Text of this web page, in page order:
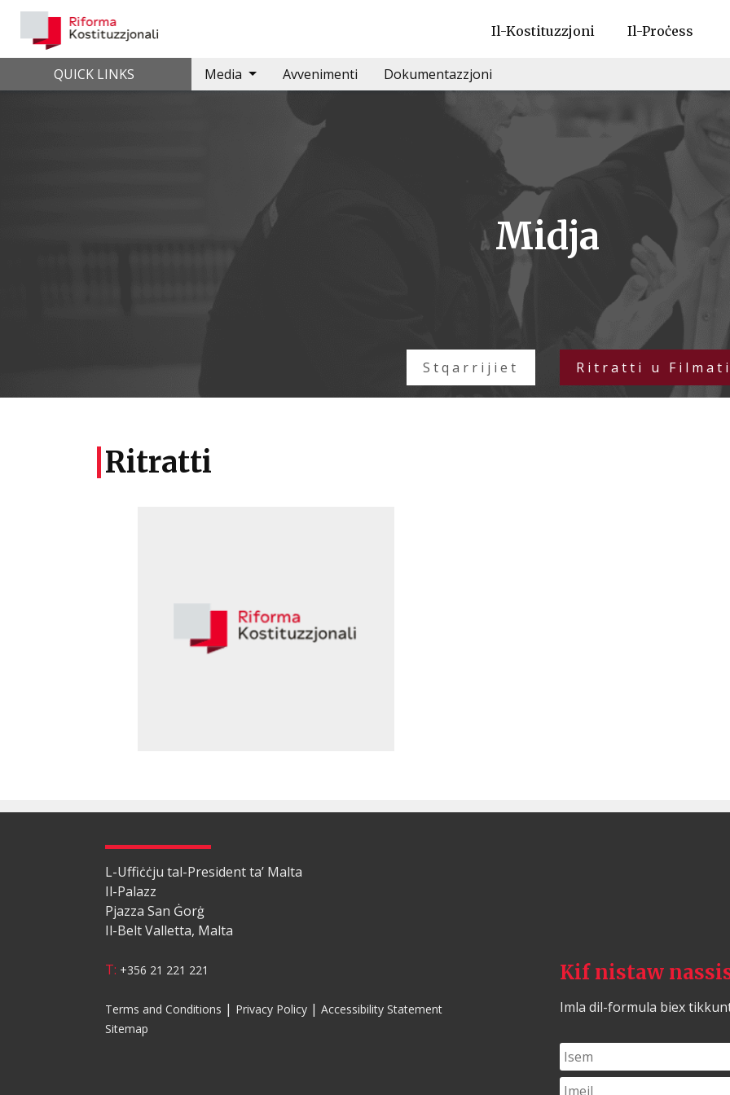
Skip
content
Il-Kostituzzjoni Il-Proċess
QUICK LINKS Media Avvenimenti Dokumentazzjoni
Midja
Stqarrijiet Ritratti u
Ritratti
L-Uffiċċju tal-President ta’ Malta
Il-Palazz
Pjazza San Ġorġ
Il-Belt Valletta, Malta
T: +356 21 221 221
Terms and Conditions | Privacy Policy | Accessibility Statement
Sitemap
Kif nistaw
Imla dil-formula biex
Isem *
Imejl